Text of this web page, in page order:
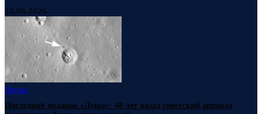
10.08.2026
Наука
Последний подарок «Луны»: 48 лет назад советский аппарат